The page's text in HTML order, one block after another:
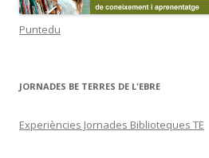
Puntedu
JORNADES BE TERRES DE L'EBRE
Experiències Jornades Biblioteques TE